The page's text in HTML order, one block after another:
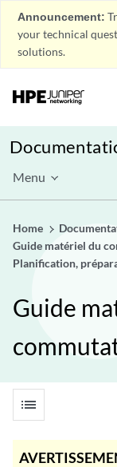
Announcement:
your technical
solutions.
Menu
Home
Guide matériel du
Planification,
Guide
list